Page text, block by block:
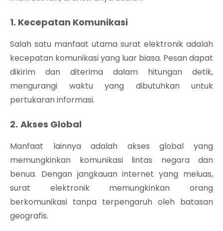
1. Kecepatan Komunikasi
Salah satu manfaat utama surat elektronik adalah
kecepatan komunikasi yang luar biasa. Pesan dapat
dikirim dan diterima dalam hitungan detik,
mengurangi waktu yang dibutuhkan untuk
pertukaran informasi.
2. Akses Global
Manfaat lainnya adalah akses global yang
memungkinkan komunikasi lintas negara dan
benua. Dengan jangkauan internet yang meluas,
surat elektronik memungkinkan orang
berkomunikasi tanpa terpengaruh oleh batasan
geografis.